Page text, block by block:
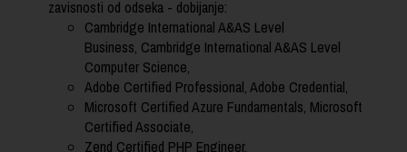
zavisnosti od odseka - dobijanje:
Cambridge International A&AS Level
Business, Cambridge International A&AS Level
Computer Science,
Adobe Certified Professional, Adobe Credential,
Microsoft Certified Azure Fundamentals, Microsoft
Certified Associate,
Zend Certified PHP Engineer,